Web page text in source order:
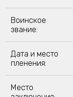
Воинское
звание:
Дата и место
пленения:
Место